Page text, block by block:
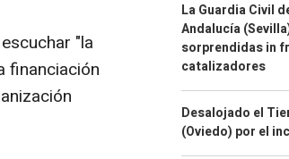
"la
financiación
La Guardia Civil
Andalucía
sorprendidas in
catalizadores
Desalojado el
(Oviedo) por el